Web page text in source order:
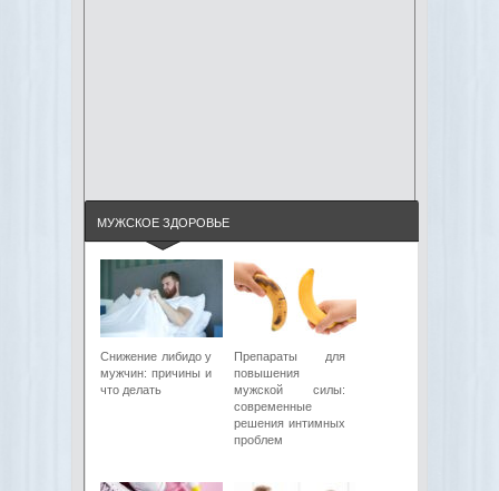
МУЖСКОЕ ЗДОРОВЬЕ
Снижение либидо у
мужчин: причины и
что делать
Препараты для
повышения
мужской силы:
современные
решения интимных
проблем